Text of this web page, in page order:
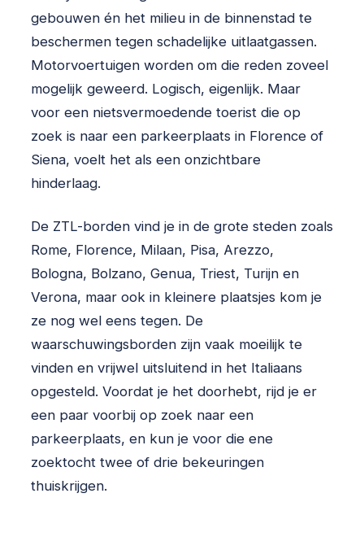
gebouwen én het milieu in de binnenstad te
beschermen tegen schadelijke uitlaatgassen.
Motorvoertuigen worden om die reden zoveel
mogelijk geweerd. Logisch, eigenlijk. Maar
voor een nietsvermoedende toerist die op
zoek is naar een parkeerplaats in Florence of
Siena, voelt het als een onzichtbare
hinderlaag.
De ZTL-borden vind je in de grote steden zoals
Rome, Florence, Milaan, Pisa, Arezzo,
Bologna, Bolzano, Genua, Triest, Turijn en
Verona, maar ook in kleinere plaatsjes kom je
ze nog wel eens tegen. De
waarschuwingsborden zijn vaak moeilijk te
vinden en vrijwel uitsluitend in het Italiaans
opgesteld. Voordat je het doorhebt, rijd je er
een paar voorbij op zoek naar een
parkeerplaats, en kun je voor die ene
zoektocht twee of drie bekeuringen
thuiskrijgen.